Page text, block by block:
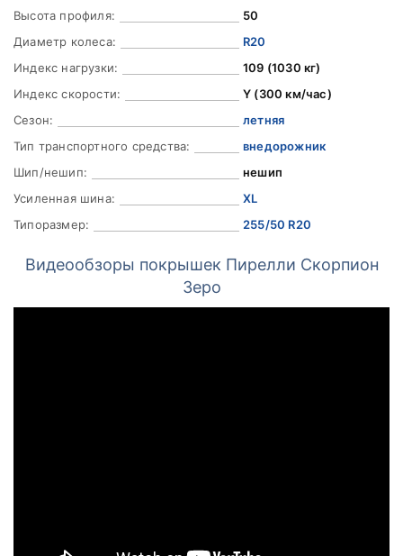
Высота профиля:
50
Диаметр колеса:
R20
Индекс нагрузки:
109 (1030 кг)
Индекс скорости:
Y (300 км/час)
Сезон:
летняя
Тип транспортного средства:
внедорожник
Шип/нешип:
нешип
Усиленная шина:
XL
Типоразмер:
255/50 R20
Видеообзоры покрышек Пирелли Скорпион
Зеро